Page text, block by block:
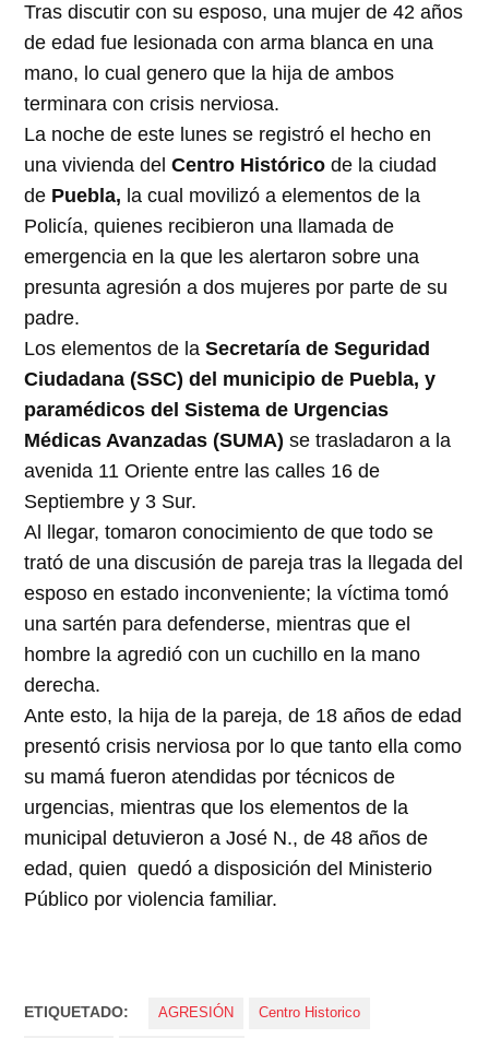
Tras discutir con su esposo, una mujer de 42 años
de edad fue lesionada con arma blanca en una
mano, lo cual genero que la hija de ambos
terminara con crisis nerviosa.
La noche de este lunes se registró el hecho en
una vivienda delCentro Histórico de la ciudad
de Puebla, la cual movilizó a elementos de la
Policía, quienes recibieron una llamada de
emergencia en la que les alertaron sobre una
presunta agresión a dos mujeres por parte de su
padre.
Los elementos de laSecretaría de Seguridad
Ciudadana (SSC) del municipio de Puebla, y
paramédicos del Sistema de Urgencias
Médicas Avanzadas (SUMA) se trasladaron a la
avenida 11 Oriente entre las calles 16 de
Septiembre y 3 Sur.
Al llegar, tomaron conocimiento de que todo se
trató de una discusión de pareja tras la llegada del
esposo en estado inconveniente; la víctima tomó
una sartén para defenderse, mientras que el
hombre la agredió con un cuchillo en la mano
derecha.
Ante esto, la hija de la pareja, de 18 años de edad
presentó crisis nerviosa por lo que tanto ella como
su mamá fueron atendidas por técnicos de
urgencias, mientras que los elementos de la
municipal detuvieron a José N., de 48 años de
edad, quien quedó a disposición del Ministerio
Público por violencia familiar.
ETIQUETADO: AGRESIÓN Centro Historico